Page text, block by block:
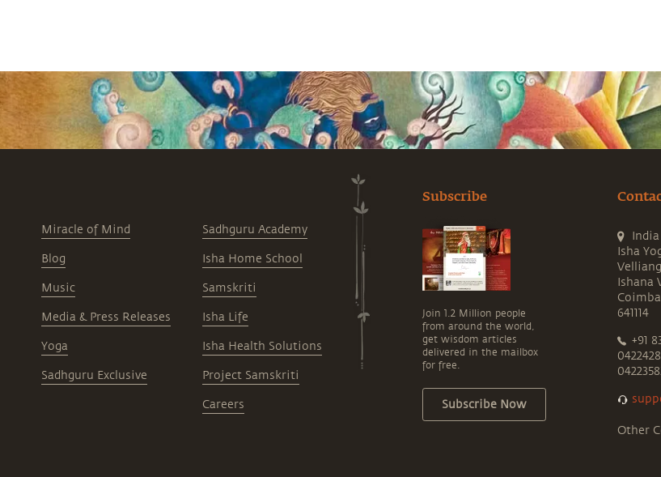
Miracle of Mind
Blog
Music
Media & Press Releases
Yoga
Sadhguru Exclusive
Sadhguru Academy
Isha Home School
Samskriti
Isha Life
Isha Health Solutions
Project Samskriti
Careers
Subscribe
Join 1.2 Million people
from around the world,
get wisdom articles
delivered in the mailbox
for free.
Subscribe Now
India
Isha
Ishana
641114
+91
Other